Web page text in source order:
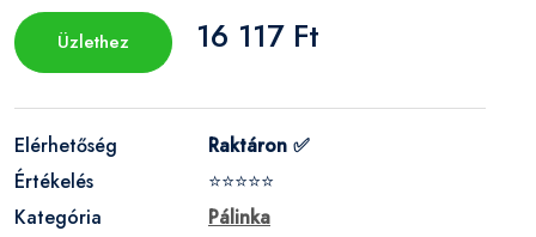
Üzlethez 16 117 Ft
Elérhetőség
Raktáron ✅
Értékelés
⭐⭐⭐⭐⭐
Kategória
Pálinka